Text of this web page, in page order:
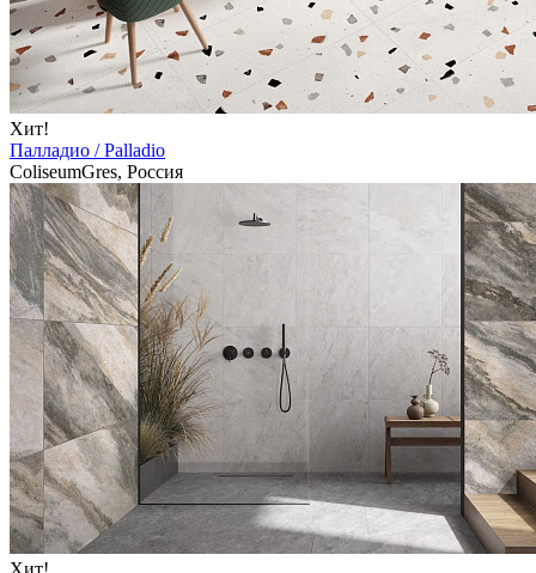
Хит!
Палладио / Palladio
ColiseumGres, Россия